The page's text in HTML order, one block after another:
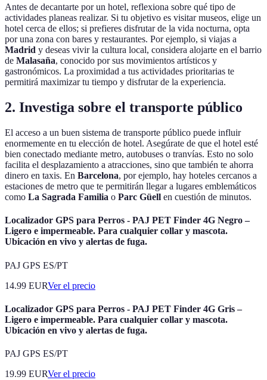
Antes de decantarte por un hotel, reflexiona sobre qué tipo de
actividades planeas realizar. Si tu objetivo es visitar museos, elige un
hotel cerca de ellos; si prefieres disfrutar de la vida nocturna, opta
por una zona con bares y restaurantes. Por ejemplo, si viajas a
Madrid y deseas vivir la cultura local, considera alojarte en el barrio
de Malasaña, conocido por sus movimientos artísticos y
gastronómicos. La proximidad a tus actividades prioritarias te
permitirá maximizar tu tiempo y disfrutar de la experiencia.
2. Investiga sobre el transporte público
El acceso a un buen sistema de transporte público puede influir
enormemente en tu elección de hotel. Asegúrate de que el hotel esté
bien conectado mediante metro, autobuses o tranvías. Esto no solo
facilita el desplazamiento a atracciones, sino que también te ahorra
dinero en taxis. En Barcelona, por ejemplo, hay hoteles cercanos a
estaciones de metro que te permitirán llegar a lugares emblemáticos
como La Sagrada Familia o Parc Güell en cuestión de minutos.
Localizador GPS para Perros - PAJ PET Finder 4G Negro –
Ligero e impermeable. Para cualquier collar y mascota.
Ubicación en vivo y alertas de fuga.
PAJ GPS ES/PT
14.99 EURVer el precio
Localizador GPS para Perros - PAJ PET Finder 4G Gris –
Ligero e impermeable. Para cualquier collar y mascota.
Ubicación en vivo y alertas de fuga.
PAJ GPS ES/PT
19.99 EURVer el precio